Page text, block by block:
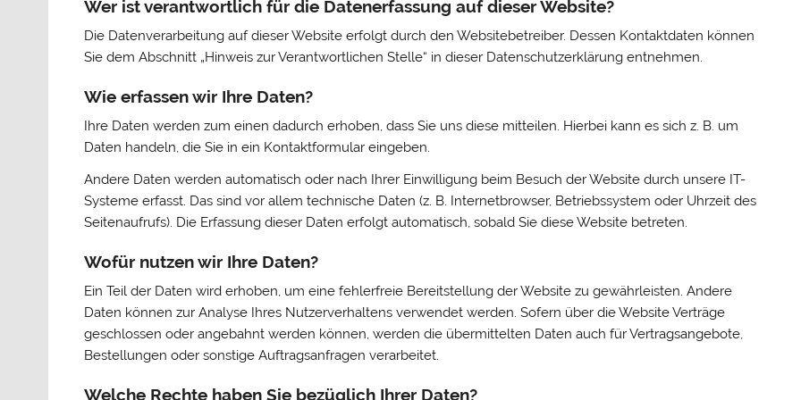
Wer ist verantwortlich für die Datenerfassung auf dieser Website?
Die Datenverarbeitung auf dieser Website erfolgt durch den Websitebetreiber. Dessen Kontaktdaten können
Sie dem Abschnitt „Hinweis zur Verantwortlichen Stelle“ in dieser Datenschutzerklärung entnehmen.
Wie erfassen wir Ihre Daten?
Ihre Daten werden zum einen dadurch erhoben, dass Sie uns diese mitteilen. Hierbei kann es sich z. B. um
Daten handeln, die Sie in ein Kontaktformular eingeben.
Andere Daten werden automatisch oder nach Ihrer Einwilligung beim Besuch der Website durch unsere IT-
Systeme erfasst. Das sind vor allem technische Daten (z. B. Internetbrowser, Betriebssystem oder Uhrzeit des
Seitenaufrufs). Die Erfassung dieser Daten erfolgt automatisch, sobald Sie diese Website betreten.
Wofür nutzen wir Ihre Daten?
Ein Teil der Daten wird erhoben, um eine fehlerfreie Bereitstellung der Website zu gewährleisten. Andere
Daten können zur Analyse Ihres Nutzerverhaltens verwendet werden. Sofern über die Website Verträge
geschlossen oder angebahnt werden können, werden die übermittelten Daten auch für Vertragsangebote,
Bestellungen oder sonstige Auftragsanfragen verarbeitet.
Welche Rechte haben Sie bezüglich Ihrer Daten?